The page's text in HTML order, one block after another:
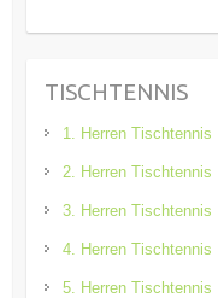
TISCHTENNIS
1. Herren Tischtennis
2. Herren Tischtennis
3. Herren Tischtennis
4. Herren Tischtennis
5. Herren Tischtennis